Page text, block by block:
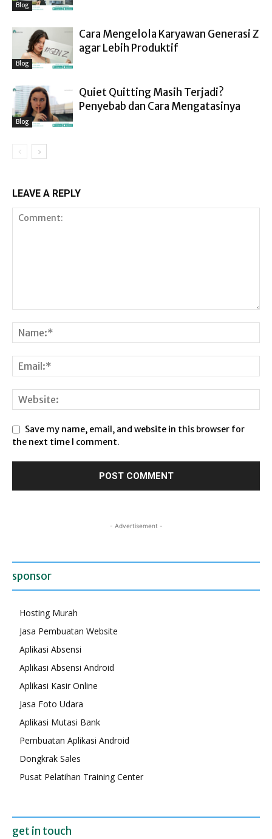
Blog
Blog
Cara Mengelola Karyawan Generasi Z
agar Lebih Produktif
Blog
Quiet Quitting Masih Terjadi?
Penyebab dan Cara Mengatasinya
LEAVE A REPLY
Save my name, email, and website in this browser for
the next time I comment.
- Advertisement -
sponsor
Hosting Murah
Jasa Pembuatan Website
Aplikasi Absensi
Aplikasi Absensi Android
Aplikasi Kasir Online
Jasa Foto Udara
Aplikasi Mutasi Bank
Pembuatan Aplikasi Android
Dongkrak Sales
Pusat Pelatihan Training Center
get in touch